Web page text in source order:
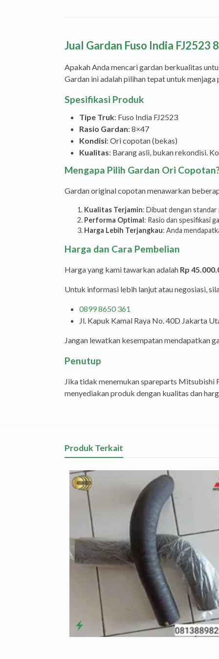
Jual Gardan Fuso India
Apakah Anda mencari gardan berkualitas
Gardan ini adalah pilihan tepat untuk
Spesifikasi Produk
Tipe Truk: Fuso India FJ2523
Rasio Gardan: 8×47
Kondisi: Ori copotan (bekas)
Kualitas: Barang asli, bukan rekondisi.
Mengapa Pilih Gardan Ori
Gardan original copotan menawarkan
Kualitas Terjamin: Dibuat dengan standar
Performa Optimal: Rasio dan spesifikasi
Harga Lebih Terjangkau: Anda
Harga dan Cara Pembelian
Harga yang kami tawarkan adalah Rp
Untuk informasi lebih lanjut atau negosiasi,
0899 8650 361
Jl. Kapuk Kamal Raya No. 40D Jakarta
Jangan lewatkan kesempatan mendapatkan
Penutup
Jika tidak menemukan spareparts Mitsubishi
menyediakan produk dengan kualitas dan
Produk Terkait